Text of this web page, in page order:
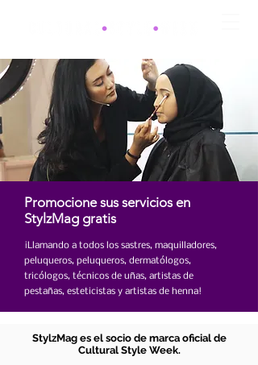
Promocione sus servicios en
StylzMag gratis
¡Llamando a todos los sastres, maquilladores,
peluqueros, peluqueros, dermatólogos,
tricólogos, técnicos de uñas, artistas de
pestañas, esteticistas y artistas de henna!
StylzMag es el socio de marca oficial de
Cultural Style Week.